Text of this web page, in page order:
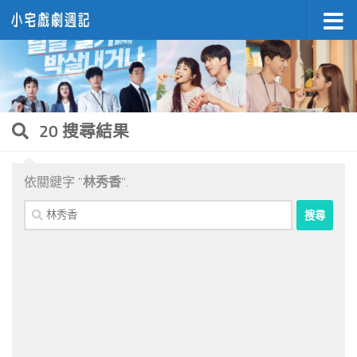
Skip to content
20 搜尋結果
依關鍵字 "林秀香".
搜
尋